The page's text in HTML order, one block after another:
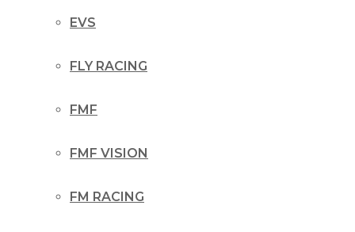
EVS
FLY RACING
FMF
FMF VISION
FM RACING